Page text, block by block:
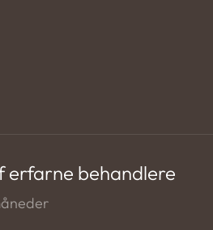
erfarne behandlere